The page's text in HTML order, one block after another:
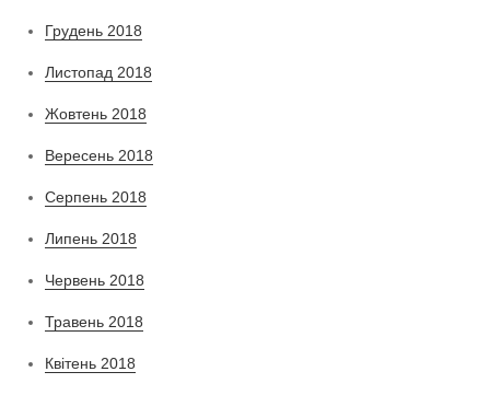
Грудень 2018
Листопад 2018
Жовтень 2018
Вересень 2018
Серпень 2018
Липень 2018
Червень 2018
Травень 2018
Квітень 2018